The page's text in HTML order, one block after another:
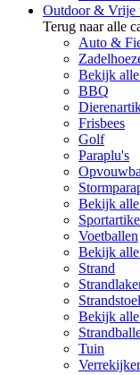
Outdoor & Vrije
Terug naar alle
Auto &
Bekijk
BBQ
Frisbees
Golf
Paraplu's
Bekijk
Voetballen
Bekijk
Strand
Bekijk alle
Tuin